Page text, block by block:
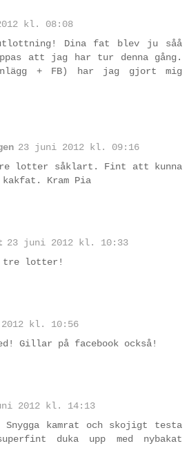
kl. 08:08
Dina fat blev ju såå
att jag har tur denna gång.
+ FB) har jag gjort mig
23 juni 2012 kl. 09:16
lotter såklart. Fint att kunna
Kram Pia
23 juni 2012 kl. 10:33
tre lotter!
kl. 10:56
Gillar på facebook också!
2012 kl. 14:13
kamrat och skojigt testa
duka upp med nybakat